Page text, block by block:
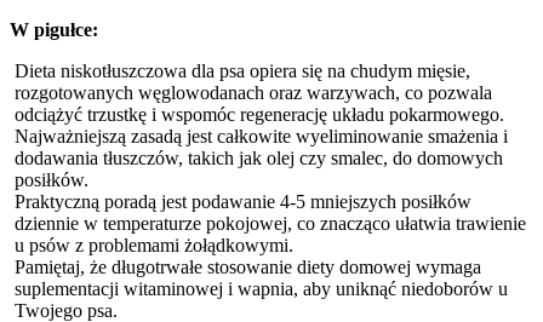
W pigułce:
Dieta niskotłuszczowa dla psa opiera się na chudym mięsie,
rozgotowanych węglowodanach oraz warzywach, co pozwala
odciążyć trzustkę i wspomóc regenerację układu pokarmowego.
Najważniejszą zasadą jest całkowite wyeliminowanie smażenia i
dodawania tłuszczów, takich jak olej czy smalec, do domowych
posiłków.
Praktyczną poradą jest podawanie 4-5 mniejszych posiłków
dziennie w temperaturze pokojowej, co znacząco ułatwia trawienie
u psów z problemami żołądkowymi.
Pamiętaj, że długotrwałe stosowanie diety domowej wymaga
suplementacji witaminowej i wapnia, aby uniknąć niedoborów u
Twojego psa.